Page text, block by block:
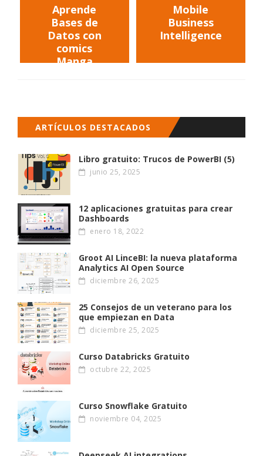
Aprende
Bases de
Datos con
comics
Manga
Mobile
Business
Intelligence
ARTÍCULOS DESTACADOS
Libro gratuito: Trucos de PowerBI (5)
junio 25, 2025
12 aplicaciones gratuitas para crear
Dashboards
enero 18, 2022
Groot AI LinceBI: la nueva plataforma
Analytics AI Open Source
diciembre 26, 2025
25 Consejos de un veterano para los
que empiezan en Data
diciembre 25, 2025
Curso Databricks Gratuito
octubre 22, 2025
Curso Snowflake Gratuito
noviembre 04, 2025